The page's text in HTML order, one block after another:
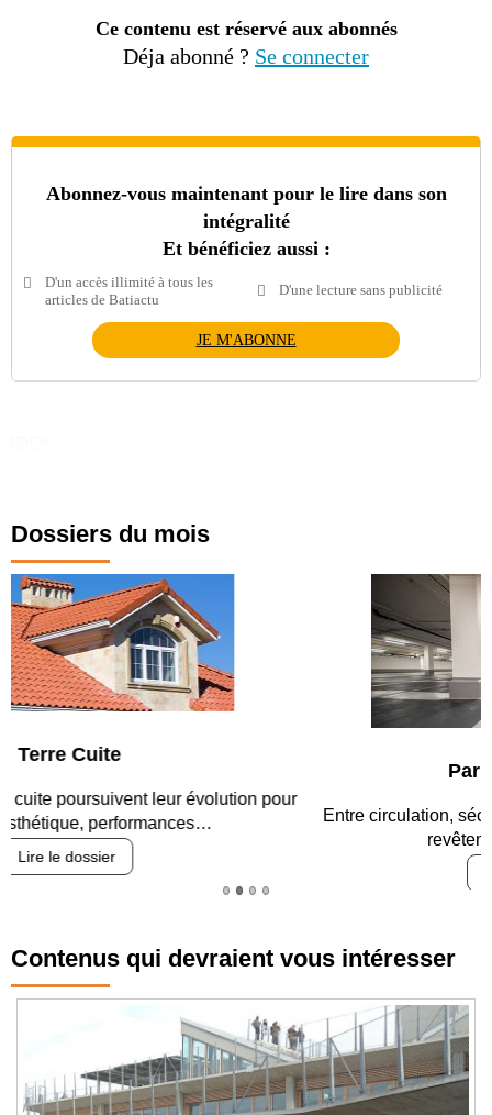
Ce contenu est réservé aux abonnés
Déja abonné ? Se connecter
Abonnez-vous maintenant pour le lire dans son
intégralité
Et bénéficiez aussi :
D'un accès illimité à tous les
articles de Batiactu
D'une lecture sans publicité
JE M'ABONNE
Dossiers du mois
Entre circulation, sécurisation des accès, durabilité des
Contenus qui devraient vous intéresser